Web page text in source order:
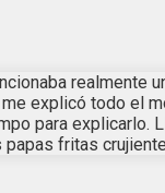
realmente
explicó todo el
para
fritas